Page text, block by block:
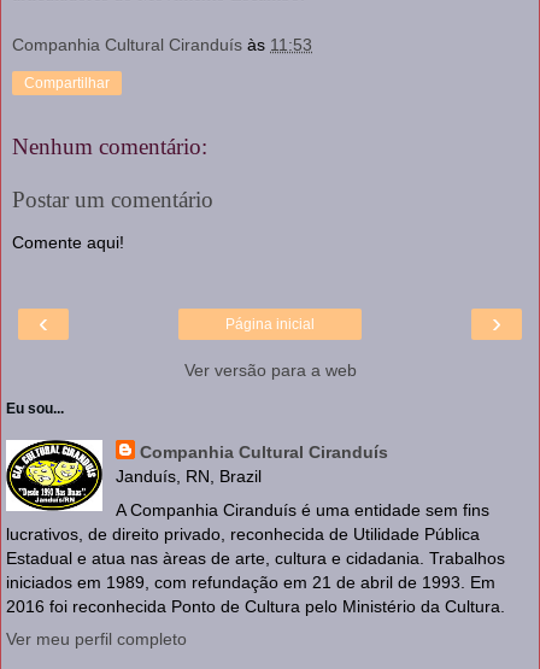
Companhia Cultural Ciranduís às 11:53
Compartilhar
Nenhum comentário:
Postar um comentário
Comente aqui!
‹ ›
Página inicial
Ver versão para a web
Eu sou...
Companhia Cultural Ciranduís
Janduís, RN, Brazil
A Companhia Ciranduís é uma entidade sem fins
lucrativos, de direito privado, reconhecida de Utilidade Pública
Estadual e atua nas àreas de arte, cultura e cidadania. Trabalhos
iniciados em 1989, com refundação em 21 de abril de 1993. Em
2016 foi reconhecida Ponto de Cultura pelo Ministério da Cultura.
Ver meu perfil completo